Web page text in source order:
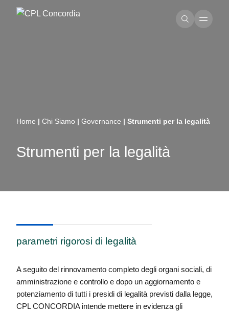
Home | Chi Siamo | Governance | Strumenti per la legalità
Strumenti per la legalità
parametri rigorosi di legalità
A seguito del rinnovamento completo degli organi sociali, di
amministrazione e controllo e dopo un aggiornamento e
potenziamento di tutti i presidi di legalità previsti dalla legge,
CPL CONCORDIA intende mettere in evidenza gli